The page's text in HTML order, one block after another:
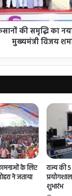
की समृद्धि का
मुख्यमंत्री विजय
के लिए
ने जताया
राज्य की
शुभारंभ